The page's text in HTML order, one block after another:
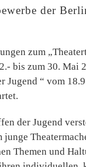
der
zum
bis zum 30. Mai
Jugend “ vom
der Jugend
junge
Themen und